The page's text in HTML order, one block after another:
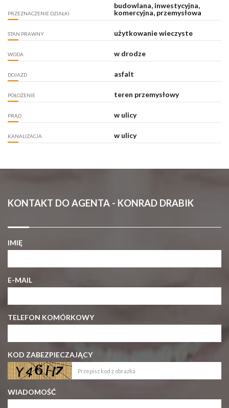
PRZEZNACZENIE DZIAŁKI
budowlana, inwestycyjna,
komercyjna, przemysłowa
STAN PRAWNY użytkowanie wieczyste
WODA w drodze
DOJAZD asfalt
POŁOŻENIE teren przemysłowy
PRĄD w ulicy
KANALIZACJA w ulicy
KONTAKT DO AGENTA - KONRAD DRABIK
IMIĘ
E-MAIL
TELEFON KOMÓRKOWY
KOD ZABEZPIECZAJĄCY
WIADOMOŚĆ